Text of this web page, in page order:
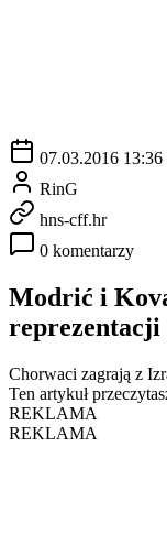
07.03.2016 13:36
RinG
hns-cff.hr
0 komentarzy
Modrić i
reprezentacji
Chorwaci zagrają z
Ten artykuł
REKLAMA
REKLAMA